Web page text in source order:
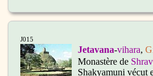
J015
Jetavana-vihara,
Monastère de
Shakyamuni vécut